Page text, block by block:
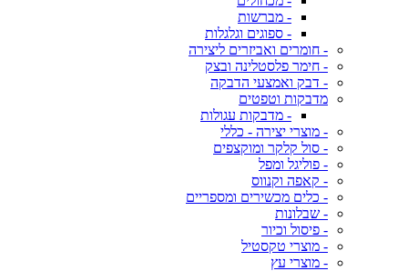
- מברשות
- ספוגים וגלגלות
- חומרים ואביזרים ליצירה
- חימר פלסטלינה ובצק
- דבק ואמצעי הדבקה
מדבקות וטפטים
- מדבקות עגולות
- מוצרי יצירה - כללי
- סול קלקר ומוקצפים
- פוליגל ומפל
- קאפה וקנווס
- כלים מכשירים ומספריים
- שבלונות
- פיסול וכיור
- מוצרי טקסטיל
- מוצרי עץ